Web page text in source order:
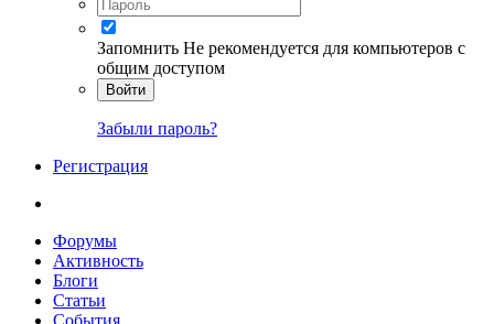
Запомнить Не рекомендуется для компьютеров с
общим доступом
Войти
Забыли пароль?
Регистрация
Форумы
Активность
Блоги
Статьи
События